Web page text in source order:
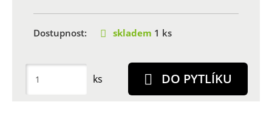
Dostupnost: skladem 1 ks
ks DO PYTLÍKU